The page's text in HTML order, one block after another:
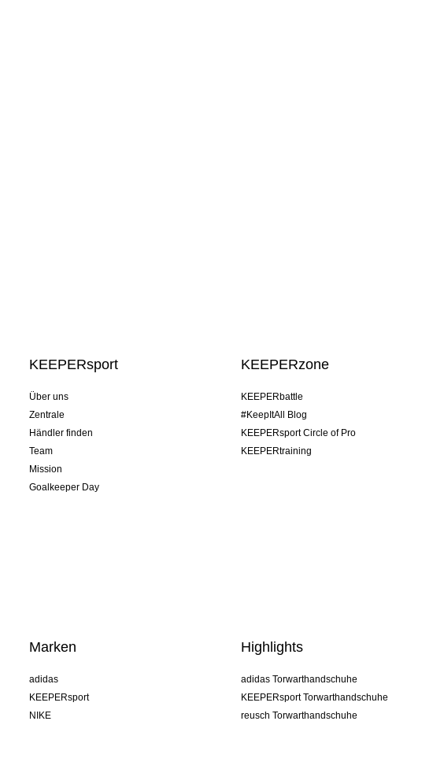
KEEPERsport
Über uns
Zentrale
Händler finden
Team
Mission
Goalkeeper Day
KEEPERzone
KEEPERbattle
#KeepItAll Blog
KEEPERsport Circle of Pro
KEEPERtraining
Marken
adidas
KEEPERsport
NIKE
Highlights
adidas Torwarthandschuhe
KEEPERsport Torwarthandschuhe
reusch Torwarthandschuhe